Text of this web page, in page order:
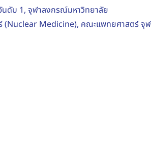
ดับ 1, จุฬาลงกรณ์มหาวิทยาลัย
(Nuclear Medicine), คณะแพทยศาสตร์ จุ